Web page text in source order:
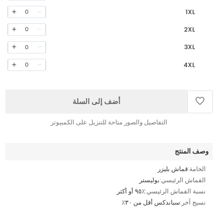
1XL
0
2XL
0
3XL
0
4XL
0
أضف إلى السلة
التفاصيل والصور متاحة للتنزيل على الكمبيوتر
وصف المنتج
الخامة:قماش بليزر
القماش الرئيسي:بوليستر
نسبة القماش الرئيسي:٪٩٥ أو أكثر
نسيج آخر:سباندكس أقل من ٣٠٪